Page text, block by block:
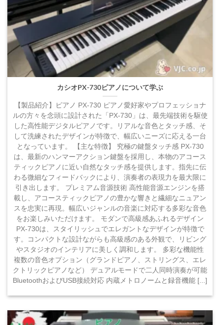
カシオPX-730ピアノについて学ぶ
【製品紹介】ピアノ PX-730 ピアノ愛好家やプロフェッショナ
ルの方々を念頭に設計された「PX-730」は、最先端技術を駆使
した高性能デジタルピアノです。リアルな音色とタッチ感、そ
して洗練されたデザインが特徴で、幅広いニーズに応える一台
となっています。 【主な特徴】 究極の鍵盤タッチ感 PX-730
は、最新のハンマーアクション鍵盤を採用し、本物のアコース
ティックピアノに近い自然なタッチ感を提供します。指先に伝
わる微細なフィードバックにより、演奏者の表現力を最大限に
引き出します。 プレミアム音源技術 高性能音源エンジンを搭
載し、アコースティックピアノの豊かな響きと繊細なニュアン
スを忠実に再現。幅広いジャンルの音楽に対応する多彩な音色
をお楽しみいただけます。 モダンで高級感あふれるデザイン
PX-730は、スタイリッシュでエレガントなデザインが特徴で
す。コンパクトな設計ながらも高級感のある外観で、リビング
やスタジオのインテリアに美しく調和します。 多彩な機能性
複数の音色オプション（グランドピアノ、ストリングス、エレ
クトリックピアノなど） デュアルモードで二人同時演奏が可能
BluetoothおよびUSB接続対応 内蔵メトロノームと録音機能 [...]